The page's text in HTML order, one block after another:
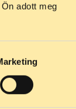
adott meg